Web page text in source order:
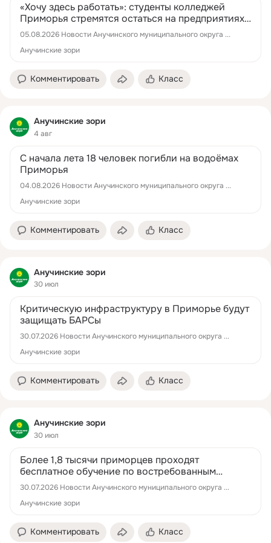
«Хочу здесь работать»: студенты колледжей
Приморья стремятся остаться на предприятиях,
попробовав свои силы на производстве
05.08.2026 Новости Анучинского муниципального округа ...
Анучинские зори
Комментировать Класс
Анучинские зори
4 авг
С начала лета 18 человек погибли на водоёмах
Приморья
04.08.2026 Новости Анучинского муниципального округа ...
Анучинские зори
Комментировать Класс
Анучинские зори
30 июл
Критическую инфраструктуру в Приморье будут
защищать БАРСы
30.07.2026 Новости Анучинского муниципального округа ...
Анучинские зори
Комментировать Класс
Анучинские зори
30 июл
Более 1,8 тысячи приморцев проходят
бесплатное обучение по востребованным
профессиям
30.07.2026 Новости Анучинского муниципального округа ...
Анучинские зори
Комментировать Класс